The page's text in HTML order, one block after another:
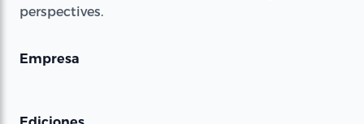
perspectives.
Empresa